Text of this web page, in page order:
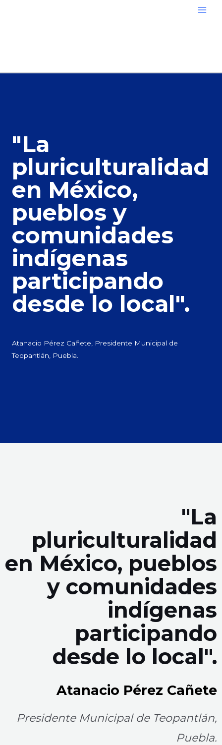
"La
pluriculturalidad
en México,
pueblos y
comunidades
indígenas
participando
desde lo local".
Atanacio Pérez Cañete, Presidente Municipal de
Teopantlán, Puebla.
"La
pluriculturalidad
en México, pueblos
y comunidades
indígenas
participando
desde lo local".
Atanacio Pérez Cañete
Presidente Municipal de Teopantlán,
Puebla.